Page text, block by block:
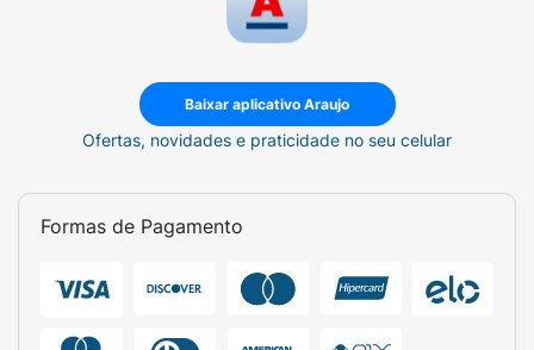
Baixar aplicativo Araujo
Ofertas, novidades e praticidade no seu celular
Formas de Pagamento